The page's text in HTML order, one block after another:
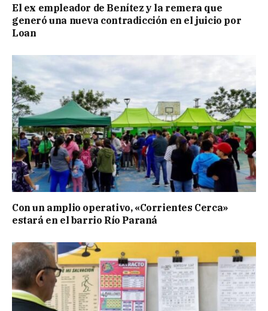
El ex empleador de Benítez y la remera que
generó una nueva contradicción en el juicio por
Loan
Con un amplio operativo, «Corrientes Cerca»
estará en el barrio Río Paraná